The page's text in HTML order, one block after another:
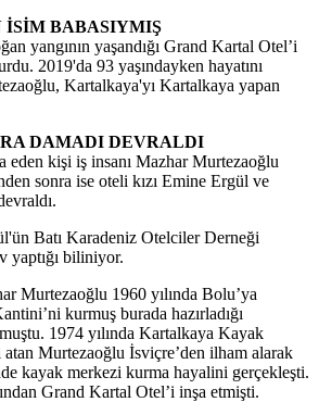
BABASIYMIŞ
yangının yaşandığı Grand Kartal Otel’i
2019'da 93 yaşındayken hayatını
Kartalkaya'yı Kartalkaya yapan
DAMADI DEVRALDI
eden kişi iş insanı Mazhar Murtezaoğlu
sonra ise oteli kızı Emine Ergül ve
Batı Karadeniz Otelciler Derneği
yaptığı biliniyor.
Murtezaoğlu 1960 yılında Bolu’ya
kurmuş burada hazırladığı
1974 yılında Kartalkaya Kayak
Murtezaoğlu İsviçre’den ilham alarak
kayak merkezi kurma hayalini gerçekleşti.
Grand Kartal Otel’i inşa etmişti.